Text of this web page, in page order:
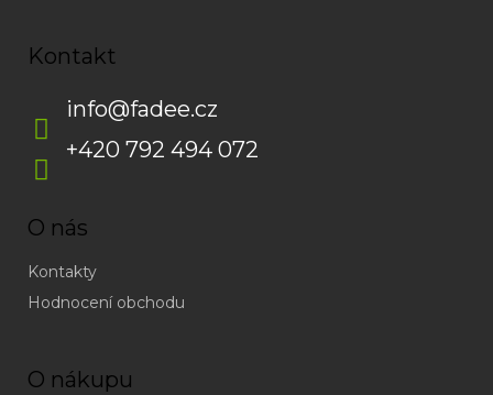
Kontakt
info@fadee.cz
+420 792 494 072
O nás
Kontakty
Hodnocení obchodu
O nákupu